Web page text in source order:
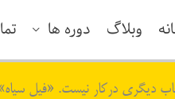
وبلاگ دوره ها
دیگری درکار نیست. «فیل